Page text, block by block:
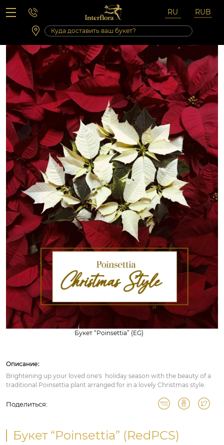
Вопросы-ответы
Сб 10:00 ‐ 14:00
Выходные и праздничные дни
Букет “Poinsettia” (EG)
Описание:
Brightening up your loved one's holiday season with the beauty of a
traditional Poinsettia plant arranged for in a lovely Christmas style.
Поделиться:
Букет “Poinsettia” (RedPCS)